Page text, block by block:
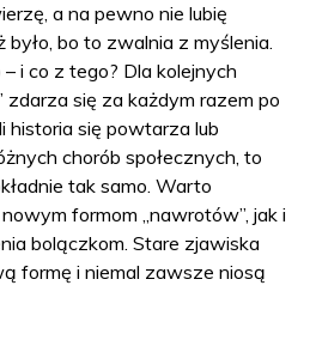
a na pewno nie lubię
bo to zwalnia z myślenia.
i co z tego? Dla kolejnych
zdarza się za każdym razem po
historia się powtarza lub
chorób społecznych, to
tak samo. Warto
formom „nawrotów”, jak i
bolączkom. Stare zjawiska
formę i niemal zawsze niosą